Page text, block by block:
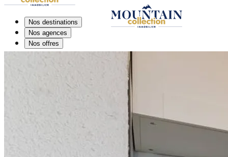
Nos destinations
Nos agences
Nos offres